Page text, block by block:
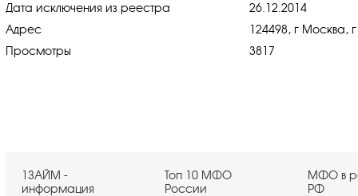
Дата исключения из реестра
26.12.2014
Адрес
124498, г Москва,
Просмотры
3817
1ЗАЙМ -
информация
Топ 10 МФО
России
МФО в
РФ